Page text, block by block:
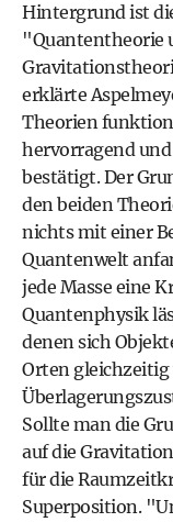
Hintergrund ist
"Quantentheorie
erklärte
Theorien
hervorragend
bestätigt. Der
den beiden
nichts mit einer
Quantenwelt
jede Masse eine
Quantenphysik
denen sich
Orten
Sollte man die
auf die
für die
Superposition.